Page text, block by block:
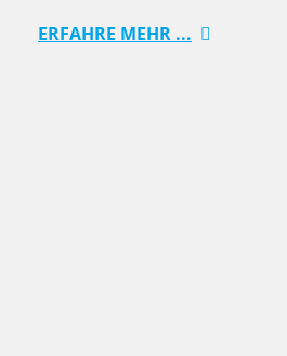
ERFAHRE MEHR ...